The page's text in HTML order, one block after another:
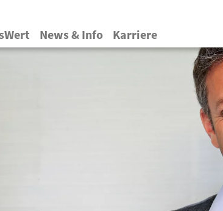
Inhalt
News & Info Karriere